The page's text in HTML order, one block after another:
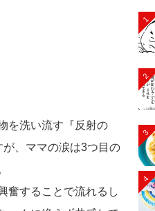
を洗い流す『反射の
、ママの涙は3つ目の
奮することで流れるし
1
2
3
4